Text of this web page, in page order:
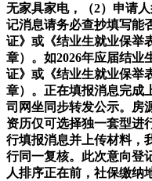
无家具家电，（2）申请
记消息请务必查抄填写能
证》或《结业生就业保举
章）。如2026年应届结业
证》或《结业生就业保举
章）。正在填报消息完成
司网坐同步转发公示。房
资历仅可选择独一套型进
行填报消息并上传材料，
行同一复核。此次意向登
人排序正在前，社保缴纳